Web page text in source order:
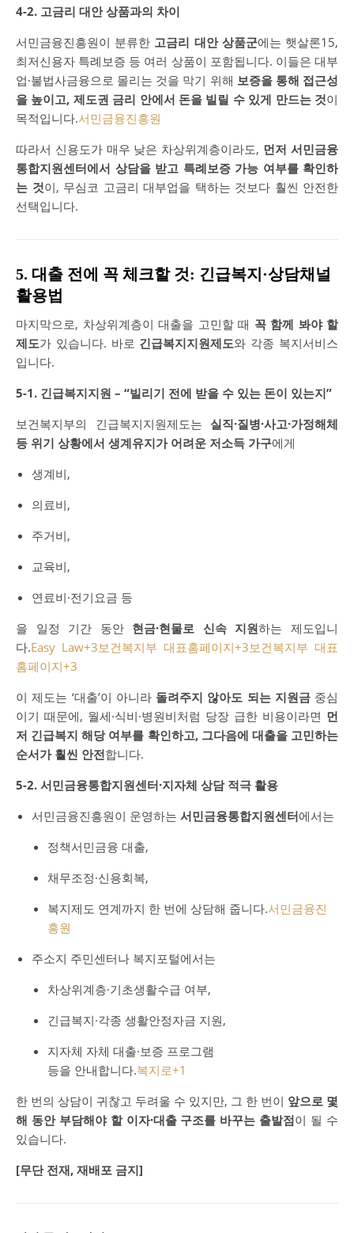
4-2. 고금리 대안 상품과의 차이
서민금융진흥원이 분류한 고금리 대안 상품군에는 햇살론15,
최저신용자 특례보증 등 여러 상품이 포함됩니다. 이들은 대부
업·불법사금융으로 몰리는 것을 막기 위해 보증을 통해 접근성
을 높이고, 제도권 금리 안에서 돈을 빌릴 수 있게 만드는 것이
목적입니다.서민금융진흥원
따라서 신용도가 매우 낮은 차상위계층이라도, 먼저 서민금융
통합지원센터에서 상담을 받고 특례보증 가능 여부를 확인하
는 것이, 무심코 고금리 대부업을 택하는 것보다 훨씬 안전한
선택입니다.
5. 대출 전에 꼭 체크할 것: 긴급복지·상담채널
활용법
마지막으로, 차상위계층이 대출을 고민할 때 꼭 함께 봐야 할
제도가 있습니다. 바로 긴급복지지원제도와 각종 복지서비스
입니다.
5-1. 긴급복지지원 – “빌리기 전에 받을 수 있는 돈이 있는지”
보건복지부의 긴급복지지원제도는 실직·질병·사고·가정해체
등 위기 상황에서 생계유지가 어려운 저소득 가구에게
생계비,
의료비,
주거비,
교육비,
연료비·전기요금 등
을 일정 기간 동안 현금·현물로 신속 지원하는 제도입니
다.Easy Law+3보건복지부 대표홈페이지+3보건복지부 대표
홈페이지+3
이 제도는 ‘대출’이 아니라 돌려주지 않아도 되는 지원금중심
이기 때문에, 월세·식비·병원비처럼 당장 급한 비용이라면 먼
저 긴급복지 해당 여부를 확인하고, 그다음에 대출을 고민하는
순서가 훨씬 안전합니다.
5-2. 서민금융통합지원센터·지자체 상담 적극 활용
서민금융진흥원이 운영하는 서민금융통합지원센터에서는
정책서민금융 대출,
채무조정·신용회복,
복지제도 연계까지 한 번에 상담해 줍니다.서민금융진
흥원
주소지 주민센터나 복지포털에서는
차상위계층·기초생활수급 여부,
긴급복지·각종 생활안정자금 지원,
지자체 자체 대출·보증 프로그램
등을 안내합니다.복지로+1
한 번의 상담이 귀찮고 두려울 수 있지만, 그 한 번이 앞으로 몇
해 동안 부담해야 할 이자·대출 구조를 바꾸는 출발점이 될 수
있습니다.
[무단 전재, 재배포 금지]